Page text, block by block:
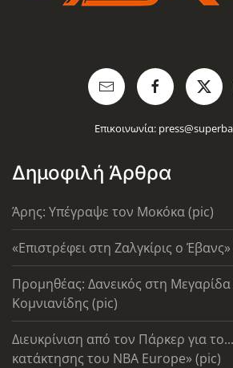
Επικοινωνία:
Δημοφιλή Άρθρα
Άρης: Υπέγραψε τον Μοκόκα (pic)
«Επιστρέφει στη Ζαλγκίρις ο
Προμηθέας: Δανεικός στη Μεγαρίδα
Κομνιανίδης (pic)
Διευκρίνιση από τον Πάρκερ για
κατάκτησης του ΝΒΑ Europe» (pic)